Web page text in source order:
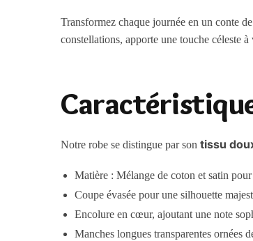
Transformez chaque journée en un conte
constellations, apporte une touche céleste à
Notre robe se distingue par sontissu
Matière : Mélange de coton et satin
Coupe évasée pour une silhouette
Encolure en cœur, ajoutant une note
Manches longues transparentes ornées